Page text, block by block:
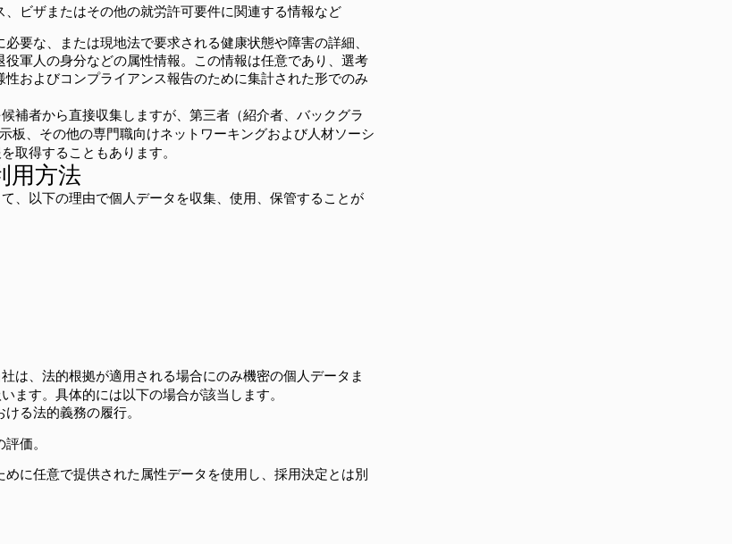
、ビザまたはその他の就労許可要件に関連する情報など
必要な、または現地法で要求される健康状態や障害の詳細、
軍人の身分などの属性情報。この情報は任意であり、選考
およびコンプライアンス報告のために集計された形でのみ
補者から直接収集しますが、第三者（紹介者、バックグラ
板、その他の専門職向けネットワーキングおよび人材ソーシ
取得することもあります。
用方法
、以下の理由で個人データを収集、使用、保管することが
は、法的根拠が適用される場合にのみ機密の個人データま
ます。具体的には以下の場合が該当します。
る法的義務の履行。
価。
に任意で提供された属性データを使用し、採用決定とは別